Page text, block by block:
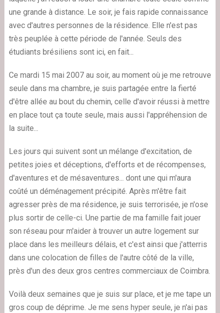
une grande à distance. Le soir, je fais rapide connaissance
avec d'autres personnes de la résidence. Elle n'est pas
très peuplée à cette période de l'année. Seuls des
étudiants brésiliens sont ici, en fait...
Ce mardi 15 mai 2007 au soir, au moment où je me retrouve
seule dans ma chambre, je suis partagée entre la fierté
d'être allée au bout du chemin, celle d'avoir réussi à mettre
en place tout ça toute seule, mais aussi l'appréhension de
la suite...
Les jours qui suivent sont un mélange d'excitation, de
petites joies et déceptions, d'efforts et de récompenses,
d'aventures et de mésaventures... dont une qui m'aura
coûté un déménagement précipité. Après m'être fait
agresser près de ma résidence, je suis terrorisée, je n'ose
plus sortir de celle-ci. Une partie de ma famille fait jouer
son réseau pour m'aider à trouver un autre logement sur
place dans les meilleurs délais, et c'est ainsi que j'atterris
dans une colocation de filles de l'autre côté de la ville,
près d'un des deux gros centres commerciaux de Coimbra.
Voilà deux semaines que je suis sur place, et je me tape un
gros coup de déprime. Je me sens hyper seule, je n'ai pas